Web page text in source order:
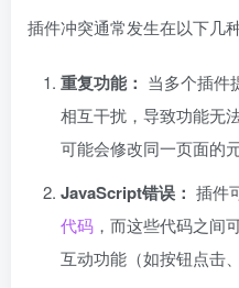
插件冲突通常发生在以下几
重复功能： 当多个插件
相互干扰，导致功能无
可能会修改同一页面的
JavaScript错误： 插件
代码 ，而这些代码之间
互动功能（如按钮点击